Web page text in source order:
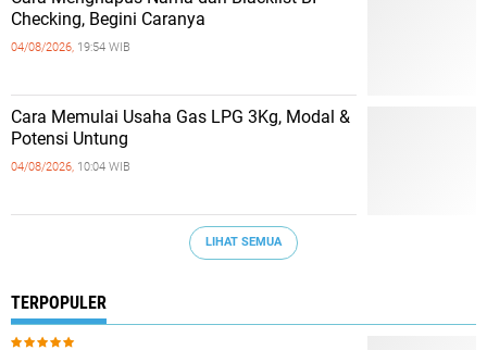
Checking, Begini Caranya
04/08/2026, 19:54 WIB
Cara Memulai Usaha Gas LPG 3Kg, Modal &
Potensi Untung
04/08/2026, 10:04 WIB
LIHAT SEMUA
TERPOPULER